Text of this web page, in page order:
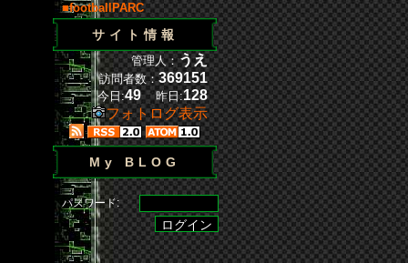
■footballPARC
サイト情報
管理人：うえ
訪問者数：369151
今日:49 昨日:128
フォトログ表示
My BLOG
パスワード: